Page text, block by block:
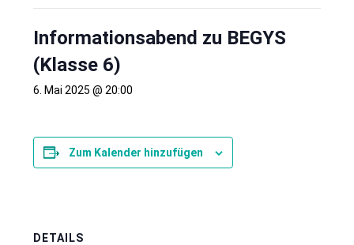
Informationsabend zu BEGYS
(Klasse 6)
6. Mai 2025 @ 20:00
Zum Kalender hinzufügen
DETAILS